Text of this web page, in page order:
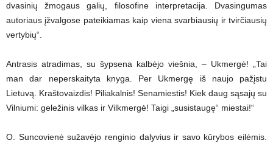
dvasinių žmogaus galių, filosofine interpretacija. Dvasingumas
autoriaus įžvalgose pateikiamas kaip viena svarbiausių ir tvirčiausių
vertybių“.
Antrasis atradimas, su šypsena kalbėjo viešnia, – Ukmergė! „Tai
man dar neperskaityta knyga. Per Ukmergę iš naujo pažįstu
Lietuvą. Kraštovaizdis! Piliakalnis! Senamiestis! Kiek daug sąsajų su
Vilniumi: geležinis vilkas ir Vilkmergė! Taigi „susistaugę“ miestai!“
O. Suncovienė sužavėjo renginio dalyvius ir savo kūrybos eilėmis.